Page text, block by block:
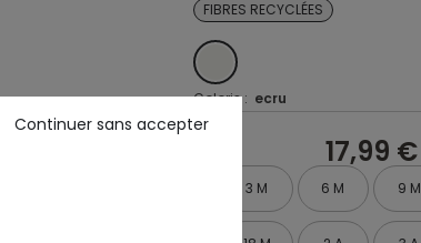
FIBRES RECYCLÉES
ECRU
Coloris : ecru
17,99 €
3 M 6 M 9 M
Continuer sans accepter